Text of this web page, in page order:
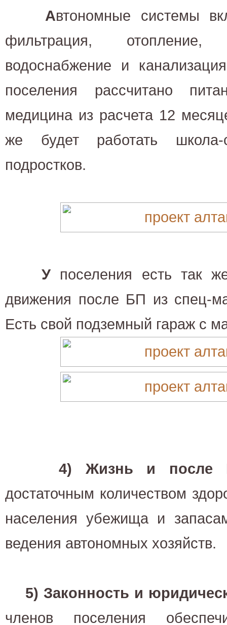
Автономные системы
фильтрация, отопление,
водоснабжение и
поселения рассчитано
медицина из расчета 12
же будет работать
подростков.
У поселения есть так
движения после БП из спец-
Есть свой подземный гараж с
4) Жизнь и после
достаточным количеством
населения убежища и
ведения автономных хозяйств.
5) Законность и
членов поселения